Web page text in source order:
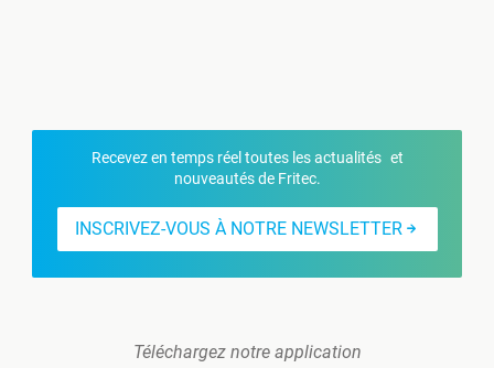
Recevez en temps réel toutes les actualités et
nouveautés de Fritec.
INSCRIVEZ-VOUS À NOTRE NEWSLETTER
Téléchargez notre application